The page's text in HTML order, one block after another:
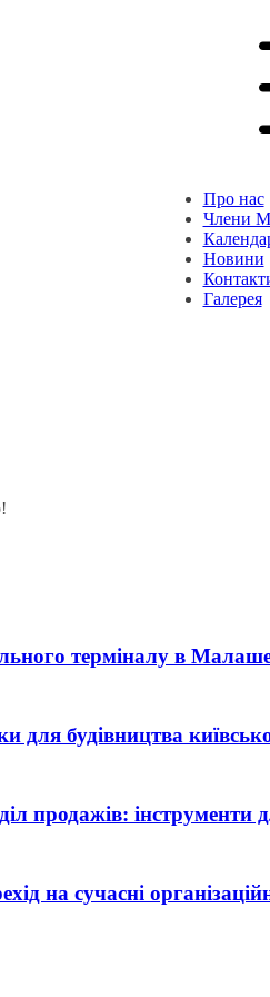
Про нас
Члени
Новини
Галерея
терміналу в
для будівництва
продажів: інструменти
на сучасні